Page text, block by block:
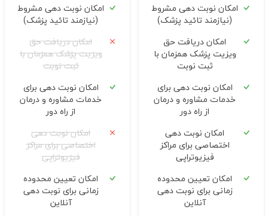
امکان نوبت دهی مشروط
(نیازمند تائید پزشک)
امکان دریافت حق
ویزیت پزشک همزمان با
ثبت نوبت
امکان نوبت دهی برای
خدمات مشاوره و درمان
از راه دور
امکان نوبت دهی
اختصاصی برای مراکز
فیزیوتراپی
امکان تعیین محدوده
زمانی برای نوبت دهی
آنلاین
امکان نوبت دهی مشروط
(نیازمند تائید پزشک)
امکان دریافت حق
ویزیت پزشک همزمان با
ثبت نوبت
امکان نوبت دهی برای
خدمات مشاوره و درمان
از راه دور
امکان نوبت دهی
اختصاصی برای مراکز
فیزیوتراپی
امکان تعیین محدوده
زمانی برای نوبت دهی
آنلاین